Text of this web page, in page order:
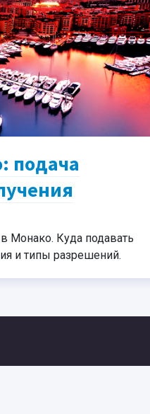
подача
Монако. Куда подавать
и типы разрешений.